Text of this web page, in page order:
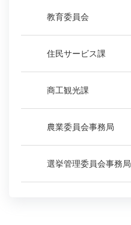
教育委員会
住民サービス課
商工観光課
農業委員会事務局
選挙管理委員会事務局